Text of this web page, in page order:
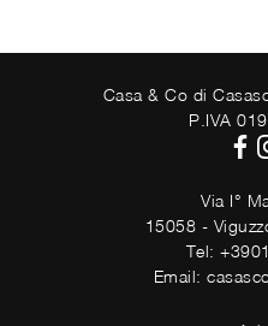
Casa & Co di
P.IVA
Via I°
15058 -
Tel:
Email: